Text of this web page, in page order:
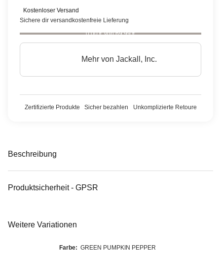
Kostenloser Versand
Sichere dir versandkostenfreie Lieferung
0,00 € von 69,99 €
Mehr von Jackall, Inc.
Zertifizierte Produkte Sicher bezahlen Unkomplizierte Retoure
Beschreibung
Produktsicherheit - GPSR
Weitere Variationen
Farbe: GREEN PUMPKIN PEPPER